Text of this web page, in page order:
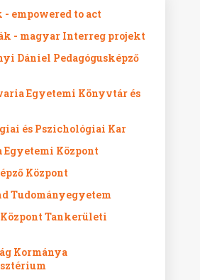
- empowered to act
- magyar Interreg projekt
Dániel Pedagógusképző
Egyetemi Könyvtár és
és Pszichológiai Kar
Egyetemi Központ
Központ
Tudományegyetem
Tankerületi
Kormánya